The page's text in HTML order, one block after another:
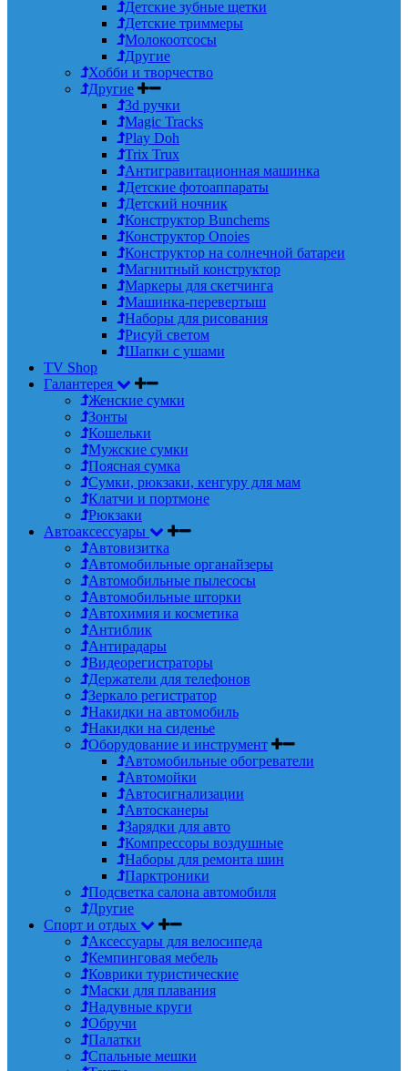
Детские зубные щетки
Детские триммеры
Молокоотсосы
Другие
Хобби и творчество
Другие
3d ручки
Magic Tracks
Play Doh
Trix Trux
Антигравитационная машинка
Детские фотоаппараты
Детский ночник
Конструктор Bunchems
Конструктор Onoies
Конструктор на солнечной батареи
Магнитный конструктор
Маркеры для скетчинга
Машинка-перевертыш
Наборы для рисования
Рисуй светом
Шапки с ушами
TV Shop
Галантерея
Женские сумки
Зонты
Кошельки
Мужские сумки
Поясная сумка
Сумки, рюкзаки, кенгуру для мам
Клатчи и портмоне
Рюкзаки
Автоаксессуары
Автовизитка
Автомобильные органайзеры
Автомобильные пылесосы
Автомобильные шторки
Автохимия и косметика
Антиблик
Антирадары
Видеорегистраторы
Держатели для телефонов
Зеркало регистратор
Накидки на автомобиль
Накидки на сиденье
Оборудование и инструмент
Автомобильные обогреватели
Автомойки
Автосигнализации
Автосканеры
Зарядки для авто
Компрессоры воздушные
Наборы для ремонта шин
Парктроники
Подсветка салона автомобиля
Другие
Спорт и отдых
Аксессуары для велосипеда
Кемпинговая мебель
Коврики туристические
Маски для плавания
Надувные круги
Обручи
Палатки
Спальные мешки